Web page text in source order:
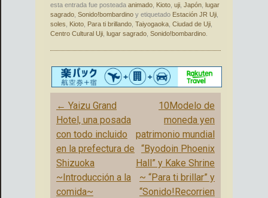
esta entrada fue posteada animado Kioto uji Japón lugar
sagrado Sonido!bombardino y etiquetado Estación JR Uji
soles
Kioto Para ti brillando Taiyogaoka Ciudad de Uji
Centro Cultural Uji lugar sagrado Sonido!bombardino
Mensaje
de
navegación
← Yaizu Grand
Hotel, una posada
con todo incluido
en la prefectura de
Shizuoka
~Introducción a la
comida~
10Modelo de
moneda yen
patrimonio mundial
“Byodoin Phoenix
Hall” y Kake Shrine
~ “Para ti brillar” y
“Sonido!Recorrien